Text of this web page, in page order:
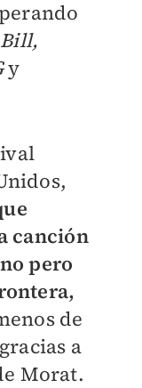
y
canción
pero
de
a
Morat.